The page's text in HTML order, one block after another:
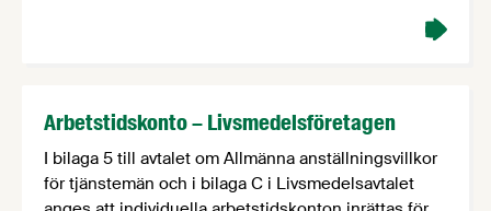
Som medlemsföretag kan du också beställa utvalda
Arbetstidskonto – Livsmedelsföretagen
I bilaga 5 till avtalet om Allmänna anställningsvillkor
för tjänstemän och i bilaga C i Livsmedelsavtalet